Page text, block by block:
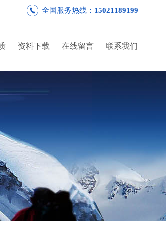
全国服务热线： 15021189199
资料下载 在线留言 联系我们